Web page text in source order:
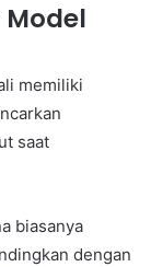
memiliki
saat
biasanya
dengan